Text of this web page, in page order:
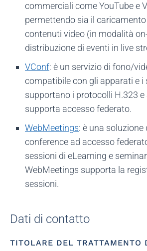
commerciali come YouTube e
permettendo sia il
contenuti video (in modalità
distribuzione di eventi in live
VConf: è un servizio di fono/
compatibile con gli apparati e i
supportano i protocolli H.323 e
supporta accesso federato.
WebMeetings: è una soluzione
conference ad accesso
sessioni di eLearning e
WebMeetings supporta la
sessioni.
Dati di contatto
TITOLARE DEL TRATTAMENTO